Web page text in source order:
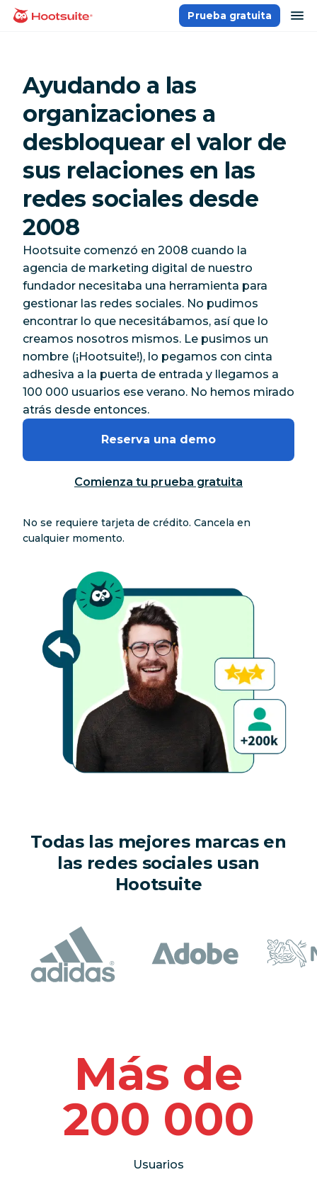
Saltar
Página principal
Prueba gratuita
Ayudando a las
organizaciones a
desbloquear el valor de
sus relaciones en las
redes sociales desde
2008
Hootsuite comenzó en 2008 cuando la
agencia de marketing digital de nuestro
fundador necesitaba una herramienta para
gestionar las redes sociales. No pudimos
encontrar lo que necesitábamos, así que lo
creamos nosotros mismos. Le pusimos un
nombre (¡Hootsuite!), lo pegamos con cinta
adhesiva a la puerta de entrada y llegamos a
100 000 usuarios ese verano. No hemos mirado
atrás desde entonces.
Reserva una demo
Comienza tu prueba gratuita
No se requiere tarjeta de crédito. Cancela en
cualquier momento.
Todas las mejores marcas en
las redes sociales usan
Hootsuite
Más de
200 000
Usuarios